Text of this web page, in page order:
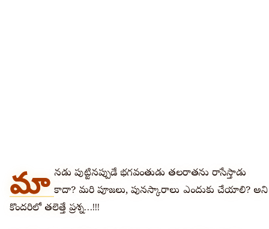
మా నవుడు పుట్టినప్పుడే భగవంతుడు తలరాతను రాసేస్తాడు
కాదా? మరి పూజలు, పునస్కారాలు ఎందుకు చేయాలి? అని
కొందరిలో తలెత్తే ప్రశ్న…!!!